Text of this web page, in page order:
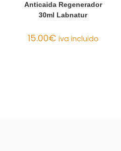
Anticaida Regenerador
30ml Labnatur
15.00€ iva incluido